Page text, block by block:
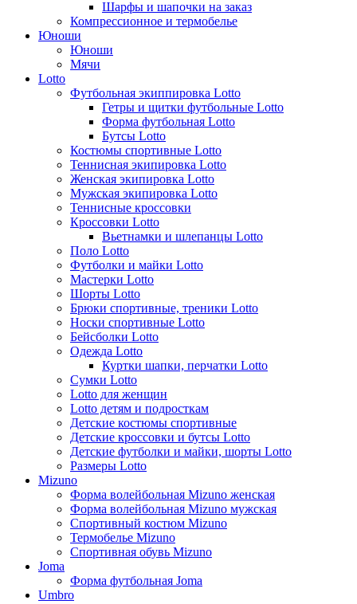
Шарфы и шапочки на заказ
Компрессионное и термобелье
Юноши
Юноши
Мячи
Lotto
Футбольная экиппировка Lotto
Гетры и щитки футбольные Lotto
Форма футбольная Lotto
Бутсы Lotto
Костюмы спортивные Lotto
Теннисная экипировка Lotto
Женская экипировка Lotto
Мужская экипировка Lotto
Теннисные кроссовки
Кроссовки Lotto
Вьетнамки и шлепанцы Lotto
Поло Lotto
Футболки и майки Lotto
Мастерки Lotto
Шорты Lotto
Брюки спортивные, треники Lotto
Носки спортивные Lotto
Бейсболки Lotto
Одежда Lotto
Куртки шапки, перчатки Lotto
Сумки Lotto
Lotto для женщин
Lotto детям и подросткам
Детские костюмы спортивные
Детские кроссовки и бутсы Lotto
Детские футболки и майки, шорты Lotto
Размеры Lotto
Mizuno
Форма волейбольная Mizuno женская
Форма волейбольная Mizuno мужская
Спортивный костюм Mizuno
Термобелье Mizuno
Спортивная обувь Mizuno
Joma
Форма футбольная Joma
Umbro